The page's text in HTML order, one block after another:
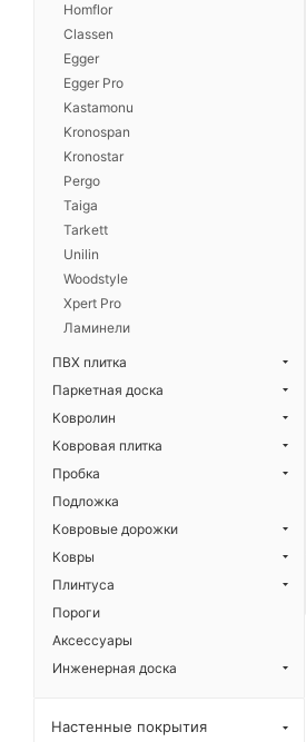
Homflor
Classen
Egger
Egger Pro
Kastamonu
Kronospan
Kronostar
Pergo
Taiga
Tarkett
Unilin
Woodstyle
Xpert Pro
Ламинели
ПВХ плитка
Паркетная доска
Ковролин
Ковровая плитка
Пробка
Подложка
Ковровые дорожки
Ковры
Плинтуса
Пороги
Аксессуары
Инженерная доска
Настенные покрытия